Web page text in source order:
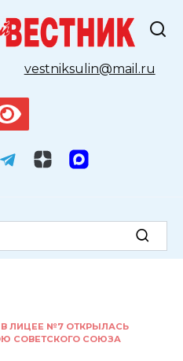
vestniksulin@mail.ru
В ЛИЦЕЕ №7 ОТКРЫЛАСЬ
СОВЕТСКОГО СОЮЗА